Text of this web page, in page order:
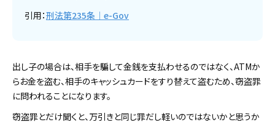
引用：刑法第235条｜e-Gov
出し子の場合は、相手を騙して金銭を支払わせるのではなく、ATMか
らお金を盗む、相手のキャッシュカードをすり替えて盗むため、窃盗罪
に問われることになります。
窃盗罪とだけ聞くと、万引きと同じ罪だし軽いのではないかと思うか